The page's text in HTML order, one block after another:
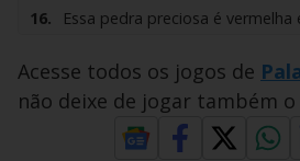
evitar o ressecamento?
mundo em 2021.
95. Essa é a quarta nota da escala
São os compositores mais
escola de samba.
16.
Essa pedra preciosa é
17. Assim é chamado algo que
18. Muitas lendas populares
chegada dos recém nascidos.
Acesse todos os jogos de
não deixe de jogar também o